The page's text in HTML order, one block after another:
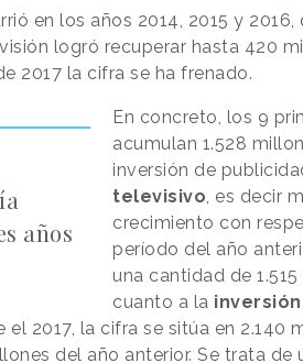
en los años 2014, 2015 y 2016,
logró recuperar hasta 420
2017 la cifra se ha frenado.
años
En concreto, los 9
acumulan 1.528
inversión de
televisivo, es decir
crecimiento con
período del año
una cantidad de
cuanto a la inversión
el 2017, la cifra se sitúa en 2.140
del año anterior. Se trata de